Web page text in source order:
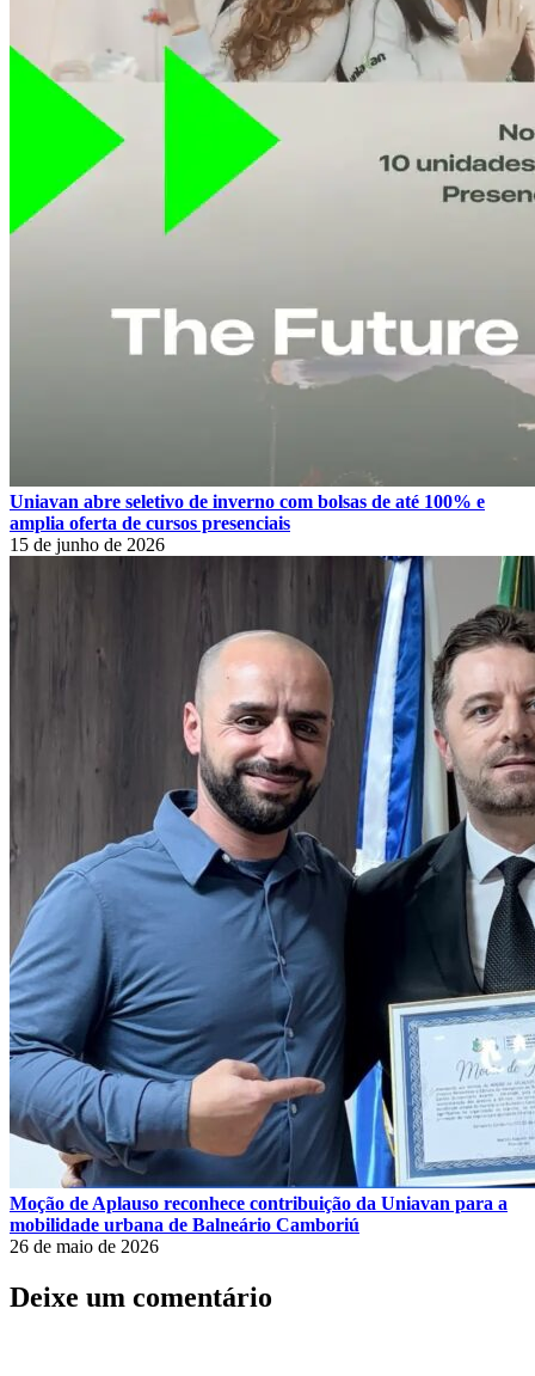
Uniavan abre seletivo de inverno com bolsas de até 100% e
amplia oferta de cursos presenciais
15 de junho de 2026
Moção de Aplauso reconhece contribuição da Uniavan para a
mobilidade urbana de Balneário Camboriú
26 de maio de 2026
Deixe um comentário